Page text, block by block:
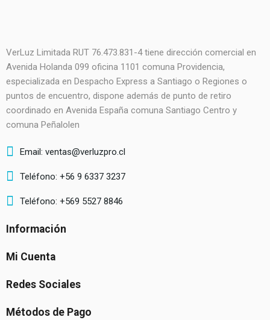
VerLuz Limitada RUT 76.473.831-4 tiene dirección comercial en
Avenida Holanda 099 oficina 1101 comuna Providencia,
especializada en Despacho Express a Santiago o Regiones o
puntos de encuentro, dispone además de punto de retiro
coordinado en Avenida España comuna Santiago Centro y
comuna Peñalolen
Email: ventas@verluzpro.cl
Teléfono: +56 9 6337 3237
Teléfono: +569 5527 8846
Información
Mi Cuenta
Redes Sociales
Métodos de Pago